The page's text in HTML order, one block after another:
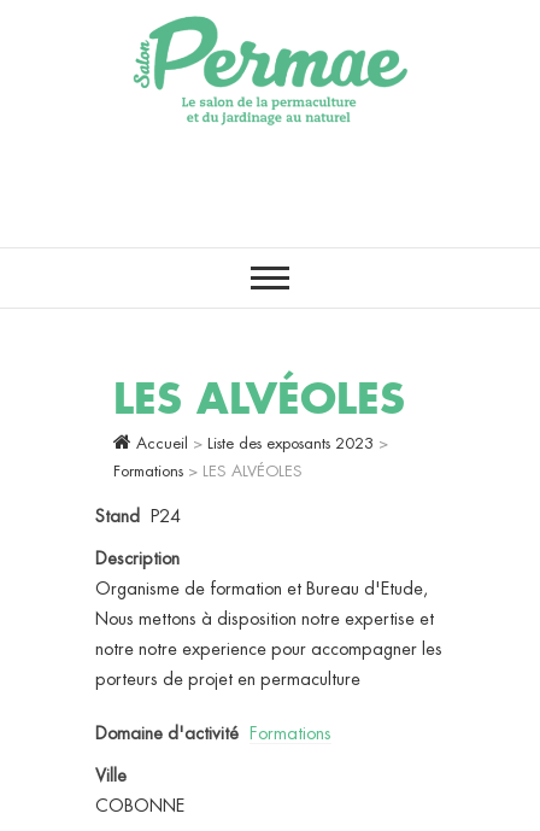
Salon Permae
PERMACULTURE, DE
L’AGROÉCOLOGIE ET DU
JARDINAGE AU NATUREL
LES ALVÉOLES
Accueil > Liste des exposants 2023 >
Formations > LES ALVÉOLES
Stand P24
Description
Organisme de formation et Bureau d'Etude,
Nous mettons à disposition notre expertise et
notre notre experience pour accompagner les
porteurs de projet en permaculture
Domaine d'activité Formations
Ville
COBONNE